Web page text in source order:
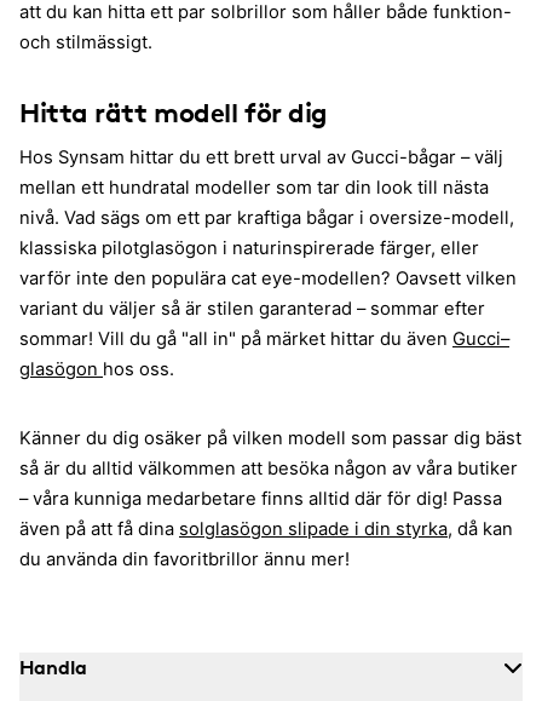
att du kan hitta ett par solbrillor som håller både funktion-
och stilmässigt.
Hitta rätt modell för dig
Hos Synsam hittar du ett brett urval av Gucci-bågar – välj
mellan ett hundratal modeller som tar din look till nästa
nivå. Vad sägs om ett par kraftiga bågar i oversize-modell,
klassiska pilotglasögon i naturinspirerade färger, eller
varför inte den populära cat eye-modellen? Oavsett vilken
variant du väljer så är stilen garanterad – sommar efter
sommar! Vill du gå "all in" på märket hittar du även Gucci–
glasögon hos oss.
Känner du dig osäker på vilken modell som passar dig bäst
så är du alltid välkommen att besöka någon av våra butiker
– våra kunniga medarbetare finns alltid där för dig! Passa
även på att få dina solglasögon slipade i din styrka, då kan
du använda din favoritbrillor ännu mer!
Handla